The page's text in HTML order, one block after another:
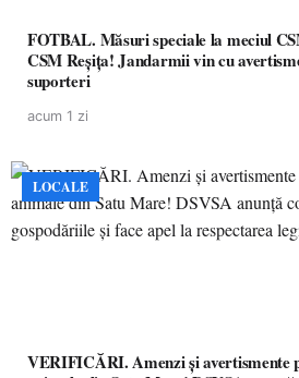
FOTBAL. Măsuri speciale la meciul
CSM Reșița! Jandarmii vin cu
suporteri
acum 1 zi
LOCALE
VERIFICĂRI. Amenzi și avertismente